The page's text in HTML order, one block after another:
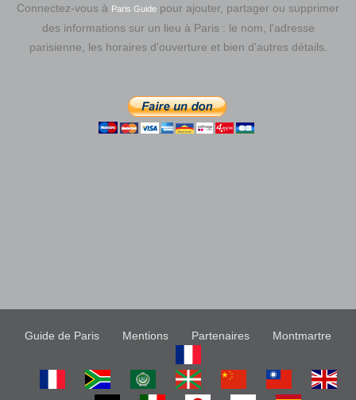
Connectez-vous à Paris Guide pour ajouter, partager ou supprimer
des informations sur un lieu à Paris : le nom, l'adresse
parisienne, les horaires d'ouverture et bien d'autres détails.
Guide de Paris Mentions Partenaires Montmartre